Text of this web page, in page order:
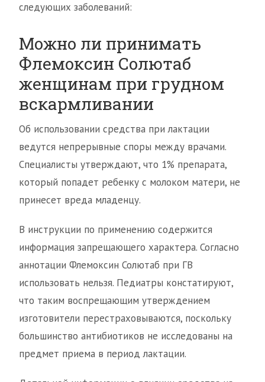
следующих заболеваний:
Можно ли принимать
Флемоксин Солютаб
женщинам при грудном
вскармливании
Об использовании средства при лактации
ведутся непрерывные споры между врачами.
Специалисты утверждают, что 1% препарата,
который попадет ребенку с молоком матери, не
принесет вреда младенцу.
В инструкции по применению содержится
информация запрещающего характера. Согласно
аннотации Флемоксин Солютаб при ГВ
использовать нельзя. Педиатры констатируют,
что таким воспрещающим утверждением
изготовители перестраховываются, поскольку
большинство антибиотиков не исследованы на
предмет приема в период лактации.